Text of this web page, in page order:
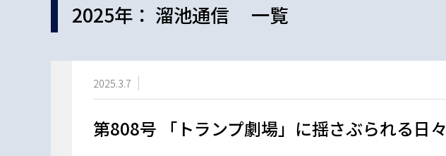
2025年： 溜池通信 一覧
2025.3.7
第808号 「トランプ劇場」に揺さぶられる日々